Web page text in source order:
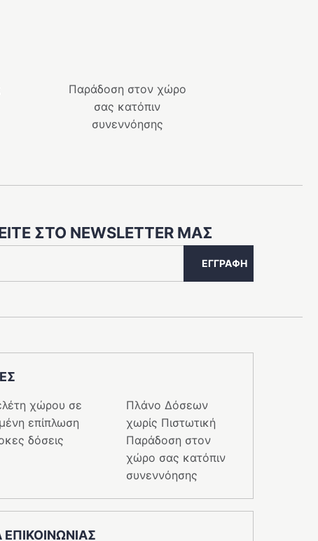
Παράδοση στον χώρο
σας κατόπιν
συνεννόησης
ΣΤΟ NEWSLETTER ΜΑΣ
ΕΓΓΡΑΦΉ
χώρου σε
επίπλωση
Πλάνο Δόσεων
χωρίς Πιστωτική
δόσεις
Παράδοση στον
χώρο σας κατόπιν
συνεννόησης
ΕΠΙΚΟΙΝΩΝΙΑΣ